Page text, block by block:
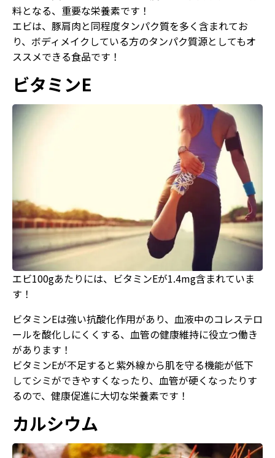
料となる、重要な栄養素です！
エビは、豚肩肉と同程度タンパク質を多く含まれてお
り、ボディメイクしている方のタンパク質源としてもオ
ススメできる食品です！
ビタミンE
エビ100gあたりには、ビタミンEが1.4mg含まれていま
す！
ビタミンEは強い抗酸化作用があり、血液中のコレステロ
ールを酸化しにくくする、血管の健康維持に役立つ働き
があります！
ビタミンEが不足すると紫外線から肌を守る機能が低下
してシミができやすくなったり、血管が硬くなったりす
るので、健康促進に大切な栄養素です！
カルシウム